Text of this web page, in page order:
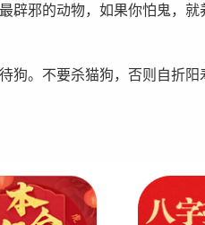
辟邪的动物，如果你怕鬼，
狗。不要杀猫狗，否则自折阳